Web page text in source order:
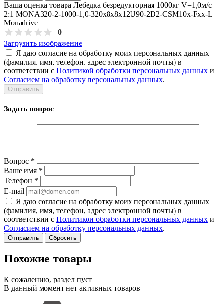
Ваша оценка товара Лебедка безредукторная 1000кг V=1,0м/с
2:1 MONA320-2-1000-1,0-320x8x8x12U90-2D2-CSM10х-Fхх-L
Monadrive
0
Загрузить изображение
Я даю согласие на обработку моих персональных данных
(фамилия, имя, телефон, адрес электронной почты) в
соответствии с Политикой обработки персональных данных и
Согласием на обработку персональных данных.
Задать вопрос
Вопрос *
Ваше имя *
Телефон *
E-mail
Я даю согласие на обработку моих персональных данных
(фамилия, имя, телефон, адрес электронной почты) в
соответствии с Политикой обработки персональных данных и
Согласием на обработку персональных данных.
Сбросить
Похожие товары
К сожалению, раздел пуст
В данный момент нет активных товаров